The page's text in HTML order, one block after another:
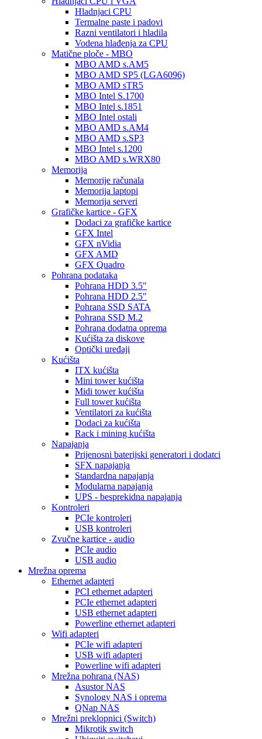
Hladnjaci CPU
Termalne paste i padovi
Razni ventilatori i hladila
Vodena hlađenja za CPU
Matične ploče - MBO
MBO AMD s.AM5
MBO AMD SP5 (LGA6096)
MBO AMD sTR5
MBO Intel S.1700
MBO Intel s.1851
MBO Intel ostali
MBO AMD s.AM4
MBO AMD s.SP3
MBO Intel s.1200
MBO AMD s.WRX80
Memorija
Memorije računala
Memorija laptopi
Memorija serveri
Grafičke kartice - GFX
Dodaci za grafičke kartice
GFX Intel
GFX nVidia
GFX AMD
GFX Quadro
Pohrana podataka
Pohrana HDD 3.5"
Pohrana HDD 2.5"
Pohrana SSD SATA
Pohrana SSD M.2
Pohrana dodatna oprema
Kućišta za diskove
Optički uređaji
Kućišta
ITX kućišta
Mini tower kućišta
Midi tower kućišta
Full tower kućišta
Ventilatori za kućišta
Dodaci za kućišta
Rack i mining kućišta
Napajanja
Prijenosni baterijski generatori i dodatci
SFX napajanja
Standardna napajanja
Modularna napajanja
UPS - besprekidna napajanja
Kontroleri
PCIe kontroleri
USB kontroleri
Zvučne kartice - audio
PCIe audio
USB audio
Mrežna oprema
Ethernet adapteri
PCI ethernet adapteri
PCIe ethernet adapteri
USB ethernet adapteri
Powerline ethernet adapteri
Wifi adapteri
PCIe wifi adapteri
USB wifi adapteri
Powerline wifi adapteri
Mrežna pohrana (NAS)
Asustor NAS
Synology NAS i oprema
QNap NAS
Mrežni preklopnici (Switch)
Mikrotik switch